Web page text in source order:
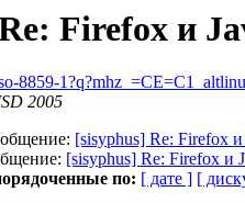
Firefox и
8859-
2005
[sisyphus] Re: Firefox и
[sisyphus] Re: Firefox и
по: [ дате ] [